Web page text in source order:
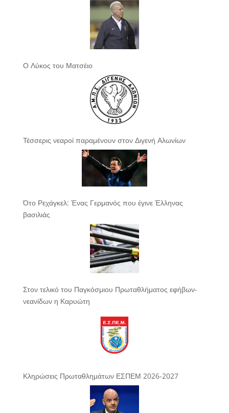
Ο Λύκος του Ματσέιο
Τέσσερις νεαροί παραμένουν στον Διγενή Αλωνίων
Ότο Ρεχάγκελ: Ένας Γερμανός που έγινε Έλληνας
βασιλιάς
Στον τελικό του Παγκόσμιου Πρωταθλήματος εφήβων-
νεανίδων η Καρυώτη
Κληρώσεις Πρωταθλημάτων ΕΣΠΕΜ 2026-2027